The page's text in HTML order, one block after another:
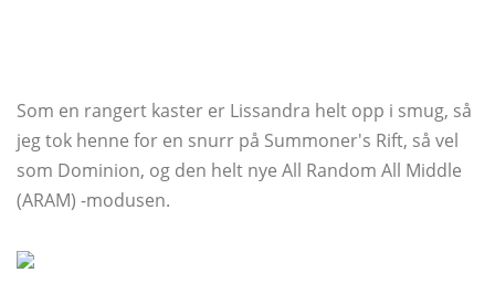
Som en rangert kaster er Lissandra helt opp i smug, så
jeg tok henne for en snurr på Summoner's Rift, så vel
som Dominion, og den helt nye All Random All Middle
(ARAM) -modusen.